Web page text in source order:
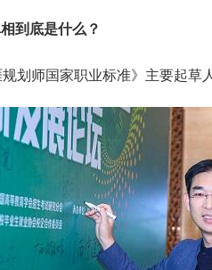
到底是什么？
划师国家职业标准》主要起草